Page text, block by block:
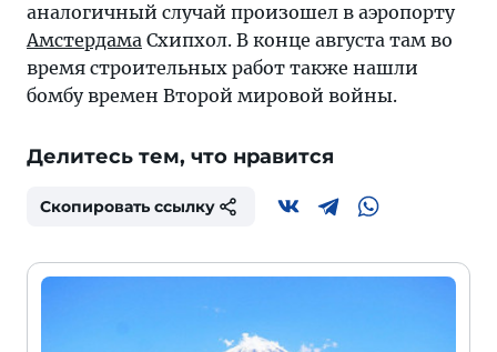
аналогичный случай произошел в аэропорту
Амстердама Схипхол. В конце августа там во
время строительных работ также нашли
бомбу времен Второй мировой войны.
Делитесь тем, что нравится
Скопировать ссылку